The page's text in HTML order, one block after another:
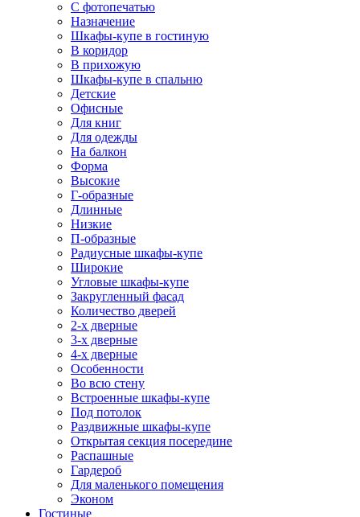
С фотопечатью
Назначение
Шкафы-купе в гостиную
В коридор
В прихожую
Шкафы-купе в спальню
Детские
Офисные
Для книг
Для одежды
На балкон
Форма
Высокие
Г-образные
Длинные
Низкие
П-образные
Радиусные шкафы-купе
Широкие
Угловые шкафы-купе
Закругленный фасад
Количество дверей
2-х дверные
3-х дверные
4-х дверные
Особенности
Во всю стену
Встроенные шкафы-купе
Под потолок
Раздвижные шкафы-купе
Открытая секция посередине
Распашные
Гардероб
Для маленького помещения
Эконом
Гостиные